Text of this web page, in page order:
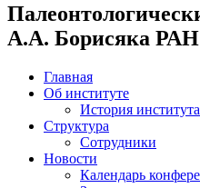
А.А. Борисяка РАН
Главная
Об институте
История института
Структура
Сотрудники
Новости
Календарь